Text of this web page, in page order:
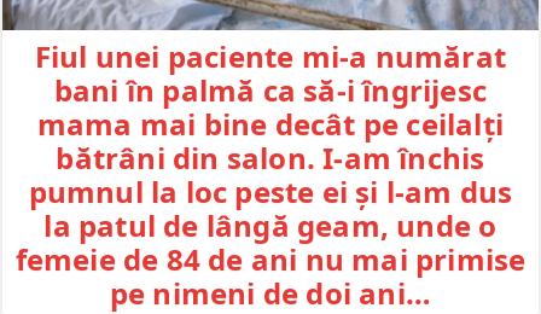
Fiul unei paciente mi-a numărat
bani în palmă ca să-i îngrijesc
mama mai bine decât pe ceilalți
bătrâni din salon. I-am închis
pumnul la loc peste ei și l-am dus
la patul de lângă geam, unde o
femeie de 84 de ani nu mai primise
pe nimeni de doi ani…